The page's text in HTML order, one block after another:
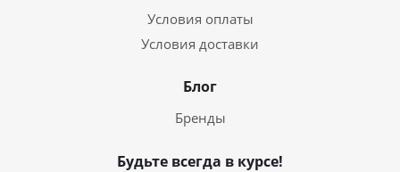
Условия оплаты
Условия доставки
Блог
Бренды
Будьте всегда в курсе!